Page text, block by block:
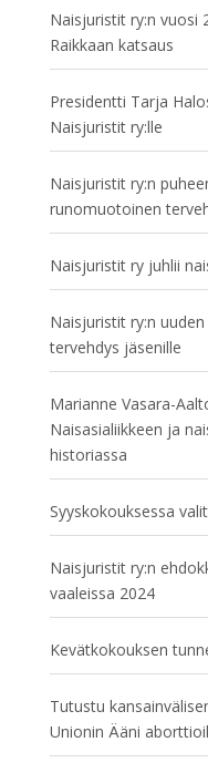
Naisjuristit ry:n vuosi
Raikkaan katsaus
Presidentti Tarja
Naisjuristit ry:lle
Naisjuristit ry:n
runomuotoinen
Naisjuristit ry juhlii
Naisjuristit ry:n
tervehdys jäsenille
Marianne Vasara-
Naisasialiikkeen ja
historiassa
Syyskokouksessa
Naisjuristit ry:n
vaaleissa 2024
Kevätkokouksen
Tutustu
Unionin Ääni